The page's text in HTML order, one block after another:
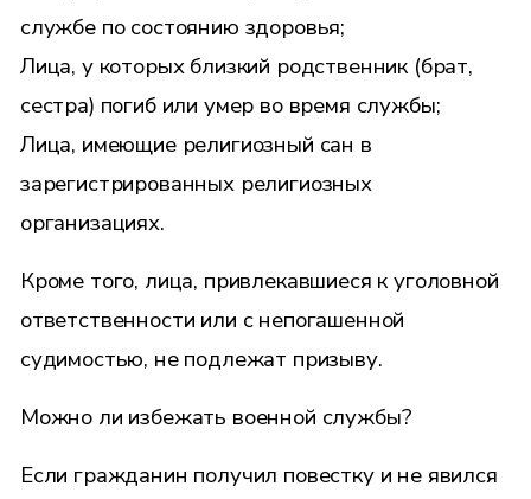
службе по состоянию здоровья;
Лица, у которых близкий родственник (брат,
сестра) погиб или умер во время службы;
Лица, имеющие религиозный сан в
зарегистрированных религиозных
организациях.
Кроме того, лица, привлекавшиеся к уголовной
ответственности или с непогашенной
судимостью, не подлежат призыву.
Можно ли избежать военной службы?
Если гражданин получил повестку и не явился